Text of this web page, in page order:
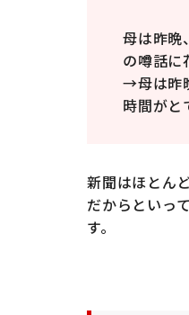
母は昨晩
の噂話に
→母は昨
時間がと
新聞はほとん
だからといっ
す。